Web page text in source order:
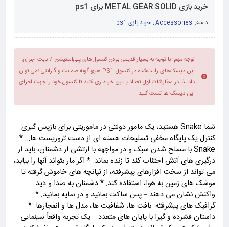
خرید بازی METAL GEAR SOLID برای ps1
دسته: Accessories
, خرید بازی ps1
توجه مهم:
با توجه به بسیار قدیمی بودن کنسول‌های پلی‌استیشن ۱، بابت اجرای
این دیسک‌های رایت‌شده در کنسول PS1 هیچ گونه ضمانت و گارانتی نمی توان
داد لذا در سفارشات اول تعداد پایین خریداری کنید تا کنسول خود را جهت اجرای
این دیسک ها تست کنید.
شما Snake هستید، یک مامور دولتی در ماموریتی برای بازپس گیری
کنترل یک پایگاه مخفی تسلیحات هسته ای از دست تروریست ها… *
Snake با مسلح شدن سبک و در مواجهه با ارتشی از دشمنان، باید از
درگیری های آتش اجتناب کند تا زنده بماند. * اگر مار بتواند آنها را بیابد،
می تواند از سخت افزارهای پیشرفته، از تپانچه های خاموش گرفته تا
موشک های زمین به هوا، استفاده کند. * دشمنان به صدا و دید
واکنش نشان می دهند – پس ساکت بمانید و در سایه بمانید. *
گرافیک های پیشرفته: بافت ها، شفافیت ها، مدل ها و انفجارها. *
داستان فشرده و گیرا با پایان های متعدد – یک تجربه واقعاً سینمایی.